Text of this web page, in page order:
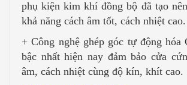
phụ kiện kim khí đồng bộ đã tạo
khả năng cách âm tốt, cách nhiệt cao.
+ Công nghệ ghép góc tự động hóa
bậc nhất hiện nay đảm bảo cửa
âm, cách nhiệt cùng độ kín, khít cao.